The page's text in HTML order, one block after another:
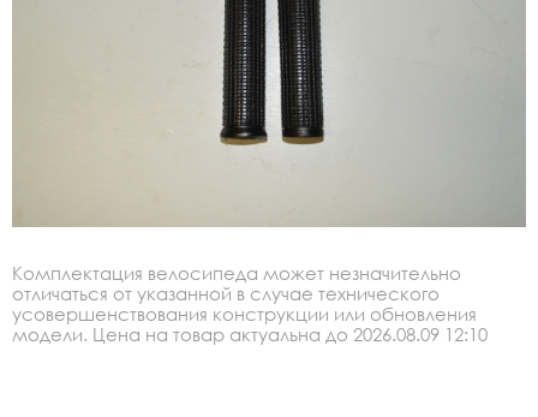
Комплектация велосипеда может незначительно
отличаться от указанной в случае технического
усовершенствования конструкции или обновления
модели. Цена на товар актуальна до 2026.08.09 12:10